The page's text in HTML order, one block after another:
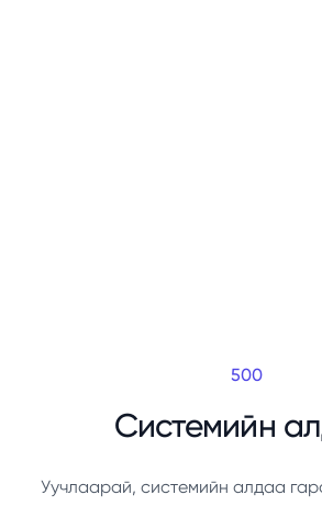
500
Системийн
Уучлаарай, системийн алдаа